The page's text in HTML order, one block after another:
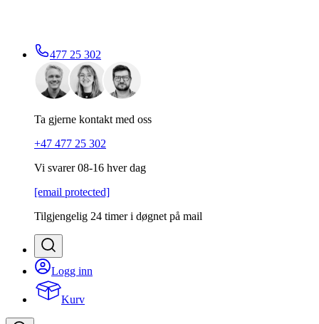
477 25 302
Ta gjerne kontakt med oss
+47 477 25 302
Vi svarer 08-16 hver dag
[email protected]
Tilgjengelig 24 timer i døgnet på mail
Logg inn
Kurv